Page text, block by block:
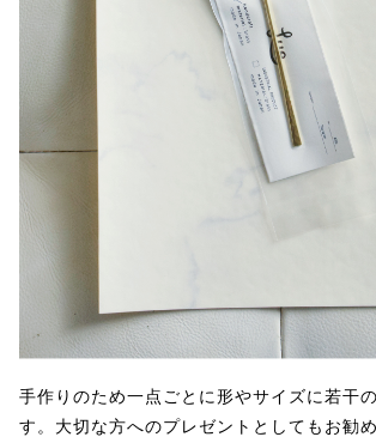
手作りのため一点ごとに形やサイズに若干
す。大切な方へのプレゼントとしてもお勧め